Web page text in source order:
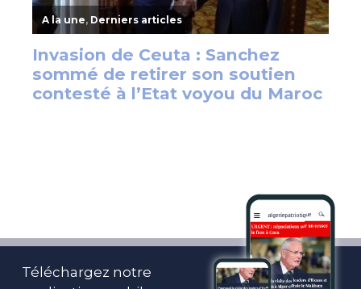
Téléchargez notre